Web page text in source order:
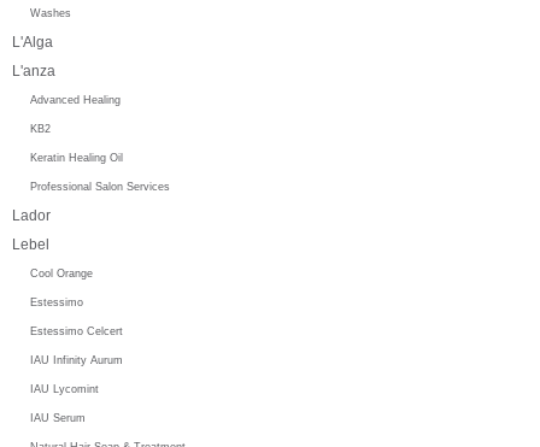
Washes
L'Alga
L'anza
Advanced Healing
KB2
Keratin Healing Oil
Professional Salon Services
Lador
Lebel
Cool Orange
Estessimo
Estessimo Celcert
IAU Infinity Aurum
IAU Lycomint
IAU Serum